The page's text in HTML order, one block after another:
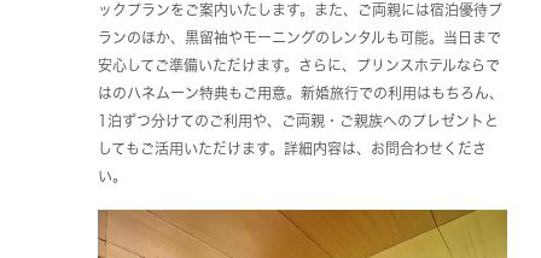
ックプランをご案内いたします。また、ご両親には宿泊優待プ
ランのほか、黒留袖やモーニングのレンタルも可能。当日まで
安心してご準備いただけます。さらに、プリンスホテルならで
はのハネムーン特典もご用意。新婚旅行での利用はもちろん、
1泊ずつ分けてのご利用や、ご両親・ご親族へのプレゼントと
してもご活用いただけます。詳細内容は、お問合わせくださ
い。